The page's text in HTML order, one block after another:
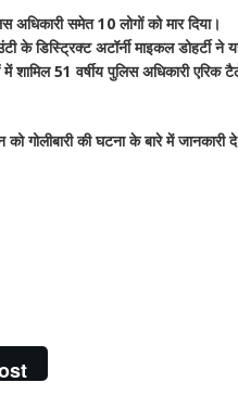
समेत 10 लोगों को मार दिया।
के डिस्ट्रिक्ट अटॉर्नी माइकल डोहर्टी ने
में शामिल 51 वर्षीय पुलिस अधिकारी एरिक
गोलीबारी की घटना के बारे में जानकारी दे